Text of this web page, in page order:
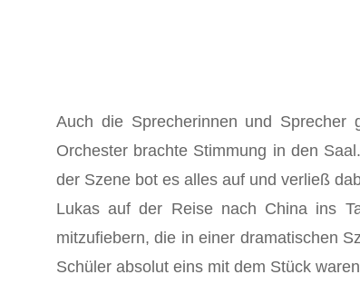
Auch die Sprecherinnen und
Orchester brachte Stimmung in den
der Szene bot es alles auf und verließ
Lukas auf der Reise nach China ins
mitzufiebern, die in einer dramatischen
Schüler absolut eins mit dem Stück